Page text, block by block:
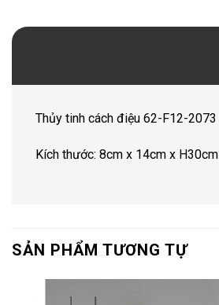
Thủy tinh cách điệu 62-F12-2073
Kích thước: 8cm x 14cm x H30cm
SẢN PHẨM TƯƠNG TỰ